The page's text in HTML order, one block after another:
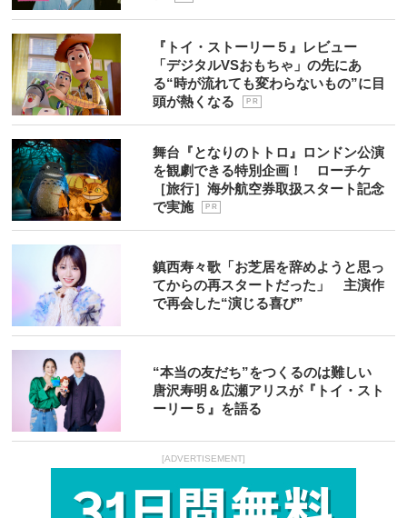
『トイ・ストーリー５』レビュー
「デジタルVSおもちゃ」の先にあ
る“時が流れても変わらないもの”に目
頭が熱くなる
P R
舞台『となりのトトロ』ロンドン公演
を観劇できる特別企画！ ローチケ
［旅行］海外航空券取扱スタート記念
で実施
P R
鎮西寿々歌「お芝居を辞めようと思っ
てからの再スタートだった」 主演作
で再会した“演じる喜び”
“本当の友だち”をつくるのは難しい
唐沢寿明＆広瀬アリスが『トイ・スト
ーリー５』を語る
[ADVERTISEMENT]